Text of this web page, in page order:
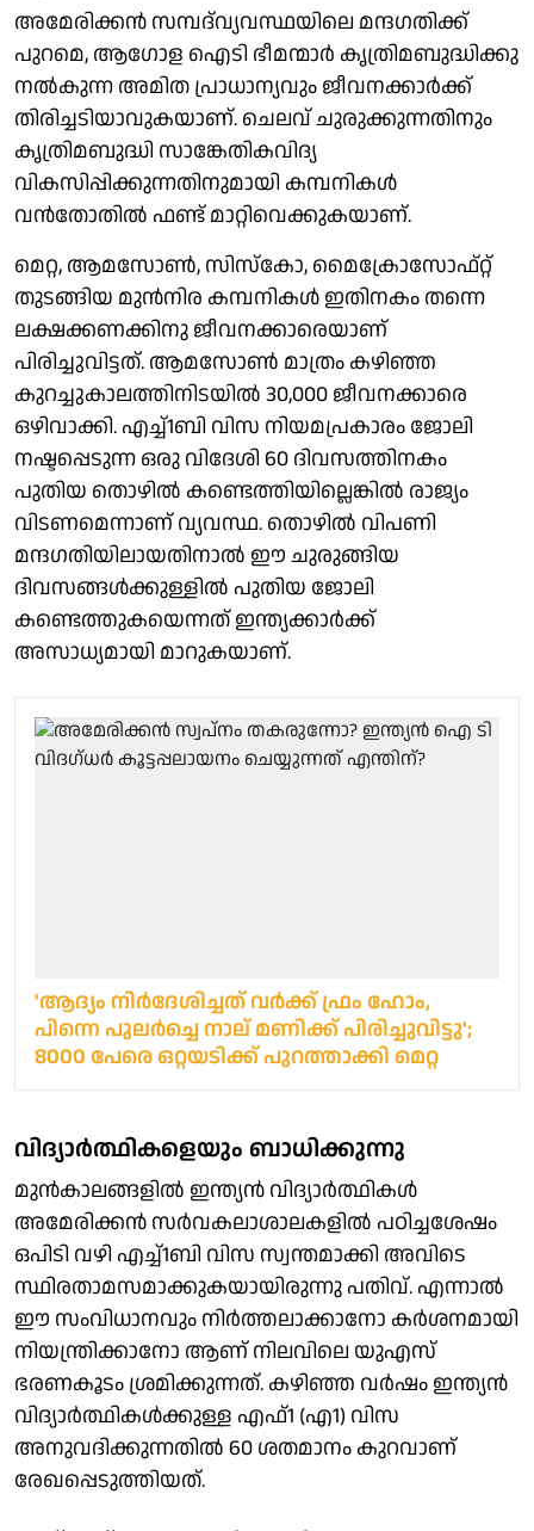
അമേരിക്കന്‍ സമ്പദ്‌വ്യവസ്ഥയിലെ മന്ദഗതിക്ക്
പുറമെ, ആഗോള ഐടി ഭീമന്മാര്‍ കൃത്രിമബുദ്ധിക്കു
നല്‍കുന്ന അമിത പ്രാധാന്യവും ജീവനക്കാര്‍ക്ക്
തിരിച്ചടിയാവുകയാണ്. ചെലവ് ചുരുക്കുന്നതിനും
കൃത്രിമബുദ്ധി സാങ്കേതികവിദ്യ
വികസിപ്പിക്കുന്നതിനുമായി കമ്പനികള്‍
വന്‍തോതില്‍ ഫണ്ട് മാറ്റിവെക്കുകയാണ്.
മെറ്റ, ആമസോണ്‍, സിസ്‌കോ, മൈക്രോസോഫ്റ്റ്
തുടങ്ങിയ മുന്‍നിര കമ്പനികള്‍ ഇതിനകം തന്നെ
ലക്ഷക്കണക്കിനു ജീവനക്കാരെയാണ്
പിരിച്ചുവിട്ടത്. ആമസോണ്‍ മാത്രം കഴിഞ്ഞ
കുറച്ചുകാലത്തിനിടയില്‍ 30,000 ജീവനക്കാരെ
ഒഴിവാക്കി. എച്ച്1ബി വിസ നിയമപ്രകാരം ജോലി
നഷ്ടപ്പെടുന്ന ഒരു വിദേശി 60 ദിവസത്തിനകം
പുതിയ തൊഴില്‍ കണ്ടെത്തിയില്ലെങ്കില്‍ രാജ്യം
വിടണമെന്നാണ് വ്യവസ്ഥ. തൊഴില്‍ വിപണി
മന്ദഗതിയിലായതിനാല്‍ ഈ ചുരുങ്ങിയ
ദിവസങ്ങള്‍ക്കുള്ളില്‍ പുതിയ ജോലി
കണ്ടെത്തുകയെന്നത് ഇന്ത്യക്കാര്‍ക്ക്
അസാധ്യമായി മാറുകയാണ്.
'ആദ്യം നിർദേശിച്ചത് വർക്ക് ഫ്രം ഹോം,
പിന്നെ പുലര്‍ച്ചെ നാല് മണിക്ക് പിരിച്ചുവിട്ടു';
8000 പേരെ ഒറ്റയടിക്ക് പുറത്താക്കി മെറ്റ
വിദ്യാര്‍ത്ഥികളെയും ബാധിക്കുന്നു
മുന്‍കാലങ്ങളില്‍ ഇന്ത്യന്‍ വിദ്യാര്‍ത്ഥികള്‍
അമേരിക്കന്‍ സര്‍വകലാശാലകളില്‍ പഠിച്ചശേഷം
ഒപിടി വഴി എച്ച്1ബി വിസ സ്വന്തമാക്കി അവിടെ
സ്ഥിരതാമസമാക്കുകയായിരുന്നു പതിവ്. എന്നാല്‍
ഈ സംവിധാനവും നിര്‍ത്തലാക്കാനോ കര്‍ശനമായി
നിയന്ത്രിക്കാനോ ആണ് നിലവിലെ യുഎസ്
ഭരണകൂടം ശ്രമിക്കുന്നത്. കഴിഞ്ഞ വര്‍ഷം ഇന്ത്യന്‍
വിദ്യാര്‍ത്ഥികള്‍ക്കുള്ള എഫ്1 (എ1) വിസ
അനുവദിക്കുന്നതില്‍ 60 ശതമാനം കുറവാണ്
രേഖപ്പെടുത്തിയത്.